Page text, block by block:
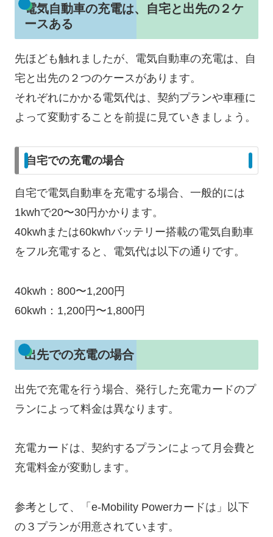
電気自動車の充電は、自宅と出先の２ケ
ースある
先ほども触れましたが、電気自動車の充電は、自
宅と出先の２つのケースがあります。
それぞれにかかる電気代は、契約プランや車種に
よって変動することを前提に見ていきましょう。
自宅での充電の場合
自宅で電気自動車を充電する場合、一般的には
1kwhで20〜30円かかります。
40kwhまたは60kwhバッテリー搭載の電気自動車
をフル充電すると、電気代は以下の通りです。
40kwh：800〜1,200円
60kwh：1,200円〜1,800円
出先での充電の場合
出先で充電を行う場合、発行した充電カードのプ
ランによって料金は異なります。
充電カードは、契約するプランによって月会費と
充電料金が変動します。
参考として、「e-Mobility Powerカードは」以下
の３プランが用意されています。